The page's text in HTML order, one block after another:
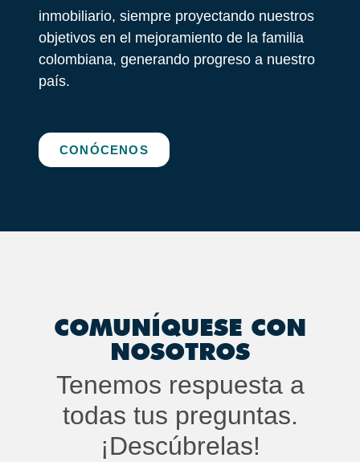
inmobiliario, siempre proyectando nuestros
objetivos en el mejoramiento de la familia
colombiana, generando progreso a nuestro
país.
CONÓCENOS
COMUNÍQUESE CON
NOSOTROS
Tenemos respuesta a
todas tus preguntas.
¡Descúbrelas!